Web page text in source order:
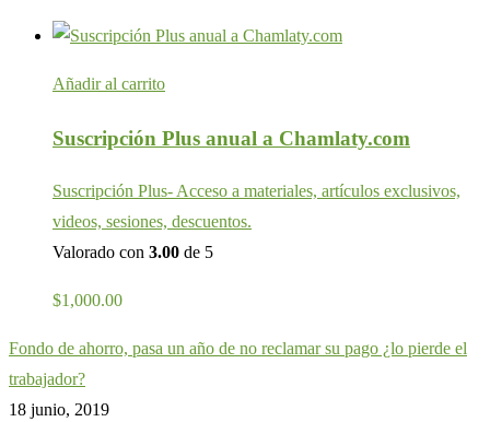
Añadir al carrito
Suscripción Plus anual a Chamlaty.com
Suscripción Plus- Acceso a materiales, artículos exclusivos,
videos, sesiones, descuentos.
Valorado con 3.00 de 5
$1,000.00
Fondo de ahorro, pasa un año de no reclamar su pago ¿lo pierde el
trabajador?
18 junio, 2019